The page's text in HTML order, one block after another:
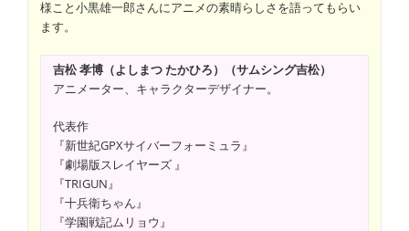
様こと小黒雄一郎さんにアニメの素晴らしさを語ってもらい
ます。
吉松 孝博（よしまつ たかひろ）（サムシング吉松）
アニメーター、キャラクターデザイナー。
代表作
『新世紀GPXサイバーフォーミュラ』
『劇場版スレイヤーズ 』
『TRIGUN』
『十兵衛ちゃん』
『学園戦記ムリョウ』